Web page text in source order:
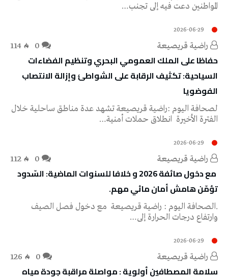
‬المواطنين‭ ‬دعت‭ ‬فيه‭ ‬إلى‭ ‬تجنب‭…
2026-06-29
راضية قريصيعة 114
‬الفوضويا
‬الفترة‭ ‬الأخيرة‭ ‬انطلاق‭ ‬حملات‭ ‬أمنية‭…
2026-06-29
راضية قريصيعة 112
‬تؤمّن‭ ‬هامش‭ ‬أمان‭ ‬مائي‭ ‬مهم‭.
‬وارتفاع‭ ‬درجات‭ ‬الحرارة‭ ‬إلى‭…
2026-06-29
راضية قريصيعة 126